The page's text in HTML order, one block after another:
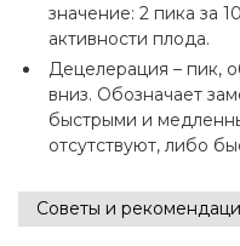
значение: 2 пика за
активности плода.
Децелерация – пик,
вниз. Обозначает
быстрыми и
отсутствуют, либо
Советы и